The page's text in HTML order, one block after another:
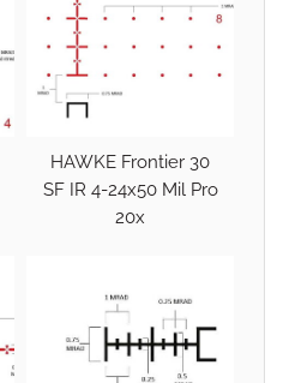
HAWKE Frontier 30
SF IR 4-24x50 Mil Pro
20x